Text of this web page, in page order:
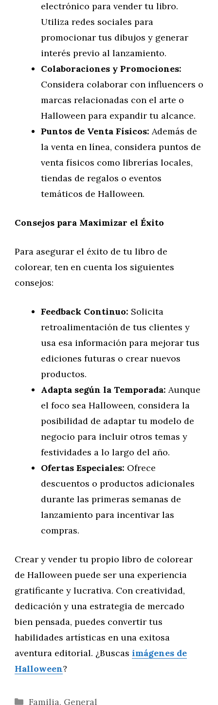
electrónico para vender tu libro.
Utiliza redes sociales para
promocionar tus dibujos y generar
interés previo al lanzamiento.
Colaboraciones y Promociones:
Considera colaborar con influencers o
marcas relacionadas con el arte o
Halloween para expandir tu alcance.
Puntos de Venta Físicos: Además de
la venta en línea, considera puntos de
venta físicos como librerías locales,
tiendas de regalos o eventos
temáticos de Halloween.
Consejos para Maximizar el Éxito
Para asegurar el éxito de tu libro de
colorear, ten en cuenta los siguientes
consejos:
Feedback Continuo: Solicita
retroalimentación de tus clientes y
usa esa información para mejorar tus
ediciones futuras o crear nuevos
productos.
Adapta según la Temporada: Aunque
el foco sea Halloween, considera la
posibilidad de adaptar tu modelo de
negocio para incluir otros temas y
festividades a lo largo del año.
Ofertas Especiales: Ofrece
descuentos o productos adicionales
durante las primeras semanas de
lanzamiento para incentivar las
compras.
Crear y vender tu propio libro de colorear
de Halloween puede ser una experiencia
gratificante y lucrativa. Con creatividad,
dedicación y una estrategia de mercado
bien pensada, puedes convertir tus
habilidades artísticas en una exitosa
aventura editorial. ¿Buscas imágenes de
Halloween?
Categorías
Familia, General